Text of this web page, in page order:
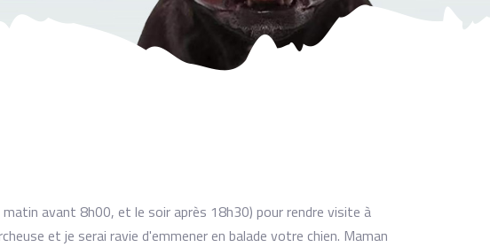
avant 8h00, et le soir après 18h30) pour rendre visite à
et je serai ravie d'emmener en balade votre chien. Maman